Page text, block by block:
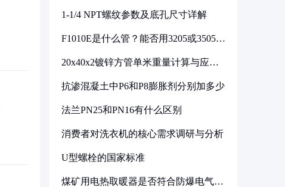
1-1/4 NPT螺纹参数及底孔尺寸详解
F1010E是什么管？能否用3205或3505代
20x40x2镀锌方管单米重量计算与应用
抗渗混凝土中P6和P8膨胀剂分别加多少
法兰PN25和PN16有什么区别
消费者对洗衣机的核心需求调研与分析
U型螺栓的国家标准
煤矿用电热取暖器是否符合防爆电气设